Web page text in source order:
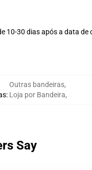
10-30 dias após a data
:
Outras bandeiras,
Loja por Bandeira,
Say